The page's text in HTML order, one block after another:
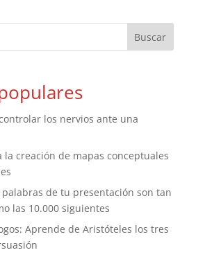
los nervios ante una
la creación de mapas conceptuales
de tu presentación son tan
las 10.000 siguientes
Aprende de Aristóteles los tres